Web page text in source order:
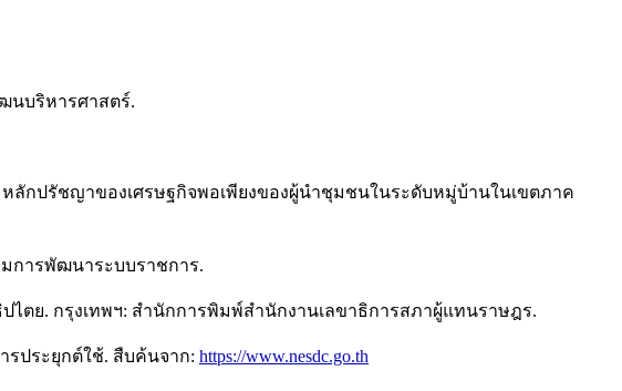
นบริหารศาสตร์.
กปรัชญาของเศรษฐกิจพอเพียงของผู้นำชุมชนในระดับหมู่บ้านในเขตภาค
การพัฒนาระบบราชการ.
ตย. กรุงเทพฯ: สำนักการพิมพ์สำนักงานเลขาธิการสภาผู้แทนราษฎร.
รประยุกต์ใช้. สืบค้นจาก: https://www.nesdc.go.th